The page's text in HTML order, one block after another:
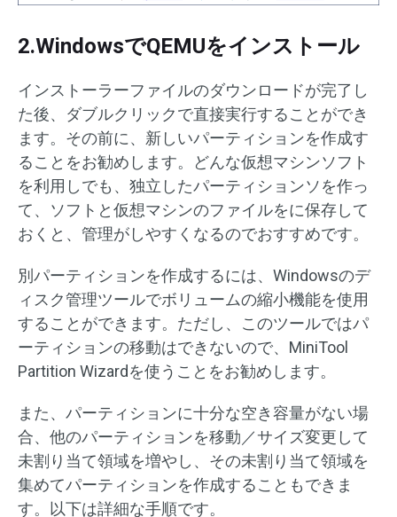
2.WindowsでQEMUをインストール
インストーラーファイルのダウンロードが完了し
た後、ダブルクリックで直接実行することができ
ます。その前に、新しいパーティションを作成す
ることをお勧めします。どんな仮想マシンソフト
を利用しでも、独立したパーティションソを作っ
て、ソフトと仮想マシンのファイルをに保存して
おくと、管理がしやすくなるのでおすすめです。
別パーティションを作成するには、Windowsのデ
ィスク管理ツールでボリュームの縮小機能を使用
することができます。ただし、このツールではパ
ーティションの移動はできないので、MiniTool
Partition Wizardを使うことをお勧めします。
また、パーティションに十分な空き容量がない場
合、他のパーティションを移動／サイズ変更して
未割り当て領域を増やし、その未割り当て領域を
集めてパーティションを作成することもできま
す。以下は詳細な手順です。